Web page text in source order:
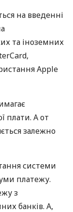
на введенні
та іноземних
Apple
плати. А от
залежно
системи
платежу.
з
банків. А,